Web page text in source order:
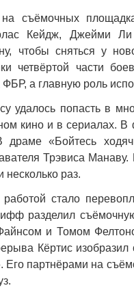
съёмочных
Кейдж, Джейми
чтобы сняться у
четвёртой части
ФБР, а главную роль
удалось попасть в
кино и в сериалах.
«Бойтесь
Трэвиса
несколько раз.
стало
разделил
и Томом
Кёртис изобразил
Его партнёрами на